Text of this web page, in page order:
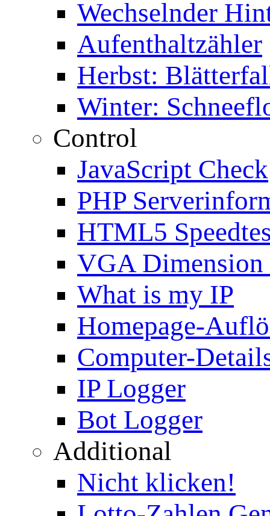
Wechselnder
Aufenthaltzähler
Herbst:
Winter:
Control
JavaScript Check
PHP
HTML5
VGA Dimension
What is my IP
Homepage-
Computer-
IP Logger
Bot Logger
Additional
Nicht klicken!